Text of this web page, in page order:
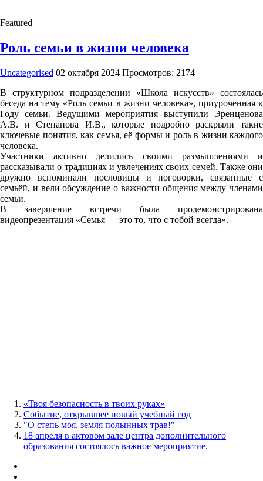
Featured
Роль семьи в жизни человека
Uncategorised 02 октября 2024 Просмотров: 2174
В структурном подразделении «Школа искусств» состоялась
беседа на тему «Роль семьи в жизни человека», приуроченная к
Году семьи. Ведущими мероприятия выступили Эренценова
А.В. и Степанова И.В., которые подробно раскрыли такие
ключевые понятия, как семья, её формы и роль в жизни каждого
человека.
Участники активно делились своими размышлениями и
рассказывали о традициях и увлечениях своих семей. Также они
дружно вспоминали пословицы и поговорки, связанные с
семьёй, и вели обсуждение о важности общения между членами
семьи.
В завершение встречи была продемонстрирована
видеопрезентация «Семья — это то, что с тобой всегда».
«Твоя безопасность в твоих руках»
Событие, открывшее новый учебный год
"О степь моя, земля полынных трав!"
18 апреля в актовом зале центра дополнительного
образования состоялось важное мероприятие.